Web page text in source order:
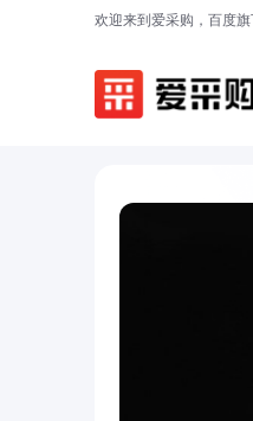
欢迎来到爱采购，百度